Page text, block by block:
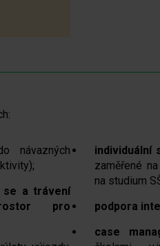
návazných
se a trávení
pro
individuální
zaměřené
na studium
podpora
case